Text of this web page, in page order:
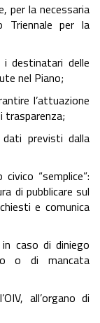
per la necessaria
Triennale per la
destinatari delle
nel Piano;
l’attuazione
trasparenza;
previsti dalla
“semplice”:
di pubblicare sul
e comunica
caso di diniego
o di mancata
all’organo di